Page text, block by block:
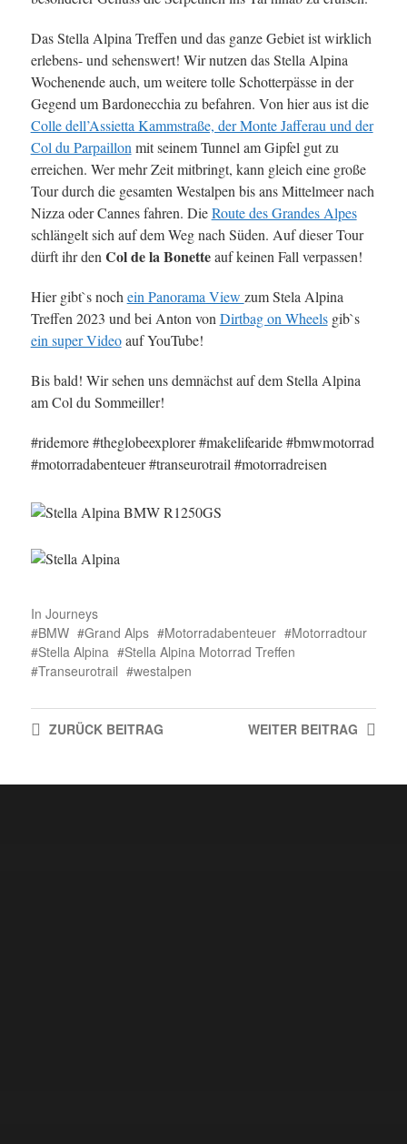
Das Stella Alpina Treffen und das ganze Gebiet ist wirklich
erlebens- und sehenswert! Wir nutzen das Stella Alpina
Wochenende auch, um weitere tolle Schotterpässe in der
Gegend um Bardonecchia zu befahren. Von hier aus ist die
Colle dell’Assietta Kammstraße, der Monte Jafferau und der
Col du Parpaillon mit seinem Tunnel am Gipfel gut zu
erreichen. Wer mehr Zeit mitbringt, kann gleich eine große
Tour durch die gesamten Westalpen bis ans Mittelmeer nach
Nizza oder Cannes fahren. DieRoute des Grandes Alpes
schlängelt sich auf dem Weg nach Süden. Auf dieser Tour
dürft ihr den Col de la Bonetteauf keinen Fall verpassen!
Hier gibt`s noch ein Panorama View zum Stela Alpina
Treffen 2023 und bei Anton von Dirtbag on Wheelsgib`s
ein super Videoauf YouTube!
Bis bald! Wir sehen uns demnächst auf dem Stella Alpina
am Col du Sommeiller!
#ridemore #theglobeexplorer #makelifearide #bmwmotorrad
#motorradabenteuer #transeurotrail #motorradreisen
In Journeys
BMW
Grand Alps Motorradabenteuer
Motorradtour
Stella Alpina
Stella Alpina Motorrad Treffen
Transeurotrail
westalpen
WEITER BEITRAG
ZURÜCKBEITRAG